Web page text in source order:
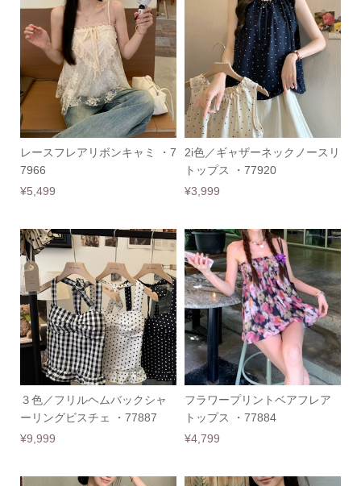
レースフレアリボンキャミ ・7
7966
¥5,499
2i色／ギャザーネックノースリ
トップス ・77920
¥3,999
３色／フリルヘムバックシャ
ーリングビスチェ ・77887
¥9,999
フラワープリントベアフレア
トップス ・77884
¥4,799